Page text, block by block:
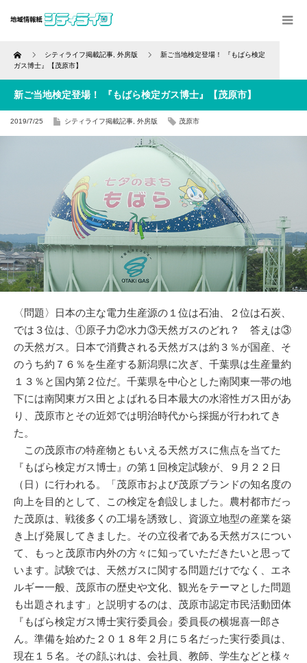
Home シティライフ掲載記事 外房版
新ご当地検定登場！ 『もばら検定
ガス博士』【茂原市】
新ご当地検定登場！ 『もばら検定ガス博士』【茂原市】
2019/7/25 シティライフ掲載記事 外房版 茂原市
〈問題〉日本の主な電力生産源の１位は石油、２位は石炭、
では３位は、①原子力②水力③天然ガスのどれ？ 答えは③
の天然ガス。日本で消費される天然ガスは約３％が国産、そ
のうち約７６％を生産する新潟県に次ぎ、千葉県は生産量約
１３％と国内第２位だ。千葉県を中心とした南関東一帯の地
下には南関東ガス田とよばれる日本最大の水溶性ガス田があ
り、茂原市とその近郊では明治時代から採掘が行われてき
た。
この茂原市の特産物ともいえる天然ガスに焦点を当てた
『もばら検定ガス博士』の第１回検定試験が、９月２２日
（日）に行われる。「茂原市および茂原ブランドの知名度の
向上を目的として、この検定を創設しました。農村都市だっ
た茂原は、戦後多くの工場を誘致し、資源立地型の産業を築
き上げ発展してきました。その立役者である天然ガスについ
て、もっと茂原市内外の方々に知っていただきたいと思って
います。試験では、天然ガスに関する問題だけでなく、エネ
ルギー一般、茂原市の歴史や文化、観光をテーマとした問題
も出題されます」と説明するのは、茂原市認定市民活動団体
『もばら検定ガス博士実行委員会』委員長の横堀喜一郎さ
ん。準備を始めた２０１８年２月に５名だった実行委員は、
現在１５名。その顔ぶれは、会社員、教師、学生などと様々